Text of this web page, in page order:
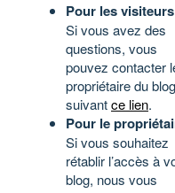
Pour les visiteurs
Si vous avez des
questions, vous
pouvez contacter
propriétaire du
suivantce lien.
Pour le
Si vous souhaitez
rétablir l’accès à
blog, nous vous